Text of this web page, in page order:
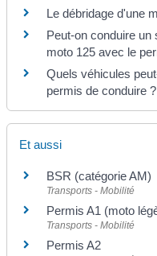
Le débridage d'une
Peut-on conduire un
moto 125 avec le
Quels véhicules
permis de conduire ?
Et aussi
BSR (catégorie AM)
Transports - Mobilité
Permis A1 (moto
Transports - Mobilité
Permis A2